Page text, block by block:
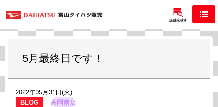
5月最終日です！
2022年05月31日(火)
BLOG
高岡南店